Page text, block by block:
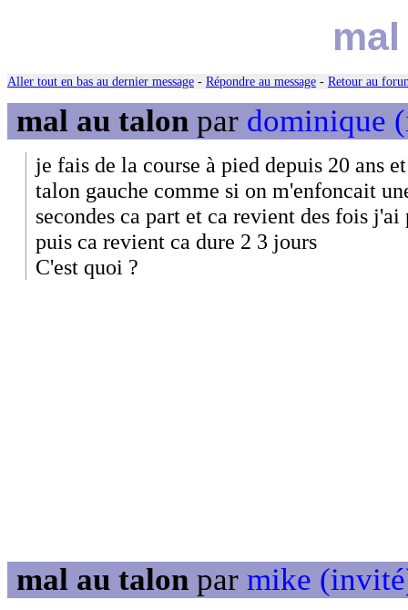
Aller tout en bas au dernier message - Répondre au message - Retour au
mal au talon par dominique
je fais de la course à pied depuis 20 ans
talon gauche comme si on m'enfoncait
secondes ca part et ca revient des fois
puis ca revient ca dure 2 3 jours
C'est quoi ?
mal au talon par mike